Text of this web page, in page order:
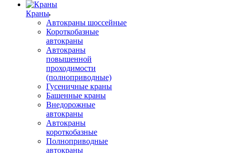
Краны
Автокраны шоссейные
Короткобазные
автокраны
Автокраны
повышенной
проходимости
(полноприводные)
Гусеничные краны
Башенные краны
Внедорожные
автокраны
Автокраны
короткобазные
Полноприводные
автокраны